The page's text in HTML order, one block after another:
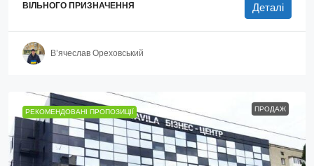
ВІЛЬНОГО ПРИЗНАЧЕННЯ
Деталі
В’ячеслав Ореховський
РЕКОМЕНДОВАНІ ПРОПОЗИЦІЇ ПРОДАЖ